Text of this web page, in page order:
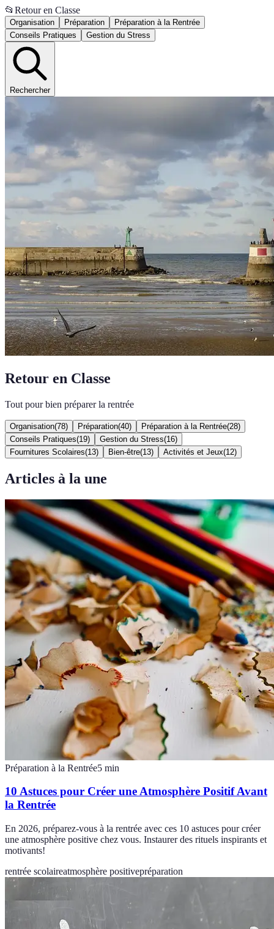
📂 Retour en Classe
Organisation Préparation
Préparation à la Rentrée
Conseils Pratiques
Gestion du Stress
Rechercher
Retour en Classe
Tout pour bien préparer la rentrée
Organisation(78) Préparation(40) Préparation à la Rentrée(28)
Conseils Pratiques(19) Gestion du Stress(16)
Fournitures Scolaires(13) Bien-être(13) Activités et Jeux(12)
Articles à la une
Préparation à la Rentrée5 min
10 Astuces pour Créer une Atmosphère Positif Avant
la Rentrée
En 2026, préparez-vous à la rentrée avec ces 10 astuces pour créer
une atmosphère positive chez vous. Instaurer des rituels inspirants et
motivants!
rentrée scolaireatmosphère positivepréparation